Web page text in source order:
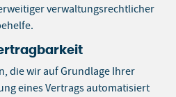
verwaltungsrechtlicher
die wir auf Grundlage Ihrer
eines Vertrags automatisiert